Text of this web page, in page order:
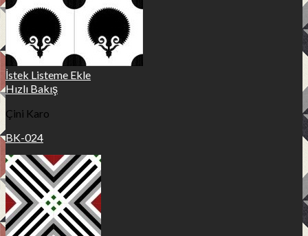
İstek Listeme Ekle
Hızlı Bakış
Çini Karo
BK-024